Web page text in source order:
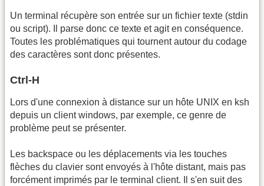
Un terminal récupère son entrée sur un fichier texte (stdin
ou script). Il parse donc ce texte et agit en conséquence.
Toutes les problématiques qui tournent autour du codage
des caractères sont donc présentes.
Ctrl-H
Lors d'une connexion à distance sur un hôte UNIX en ksh
depuis un client windows, par exemple, ce genre de
problème peut se présenter.
Les backspace ou les déplacements via les touches
flèches du clavier sont envoyés à l'hôte distant, mais pas
forcément imprimés par le terminal client. Il s'en suit des